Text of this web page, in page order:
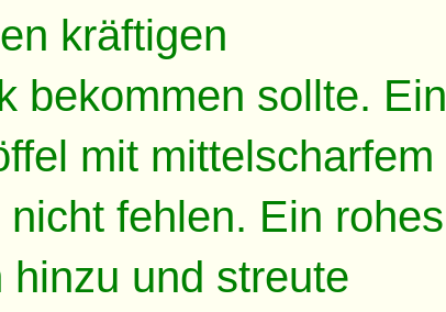
kräftigen
bekommen sollte. Ein
mit mittelscharfem
fehlen. Ein rohes
hinzu und streute